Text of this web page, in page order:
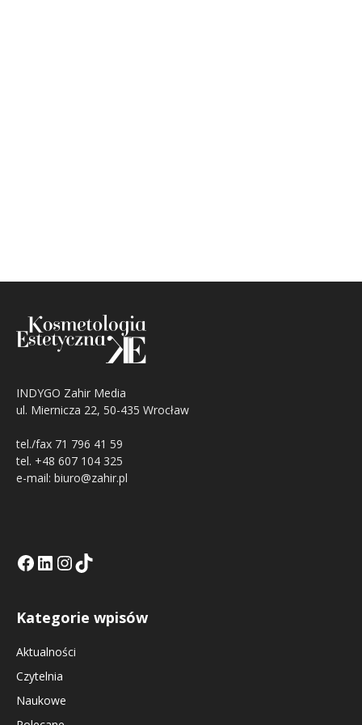
INDYGO Zahir Media
ul. Miernicza 22, 50-435 Wrocław
tel./fax 71 796 41 59
tel. +48 607 104 325
e-mail: biuro@zahir.pl
Facebook
LinkedIn
Tik Tok KEInstagramm KE
Kategorie wpisów
Aktualności
Czytelnia
Naukowe